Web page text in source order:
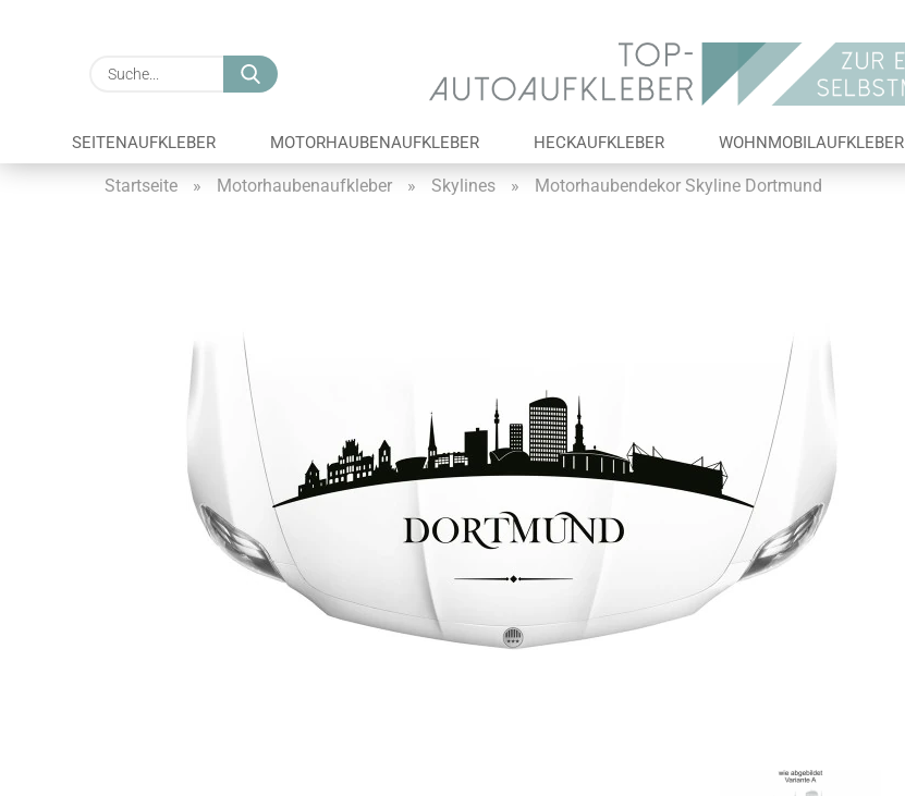
Lieferland
Suche...
SEITENAUFKLEBER MOTORHAUBENAUFKLEBER HECKAUFKLEBER WOHNMOBILAUFKLEBER
Startseite » Motorhaubenaufkleber » Skylines »
Motorhaubendekor Skyline Dortmund